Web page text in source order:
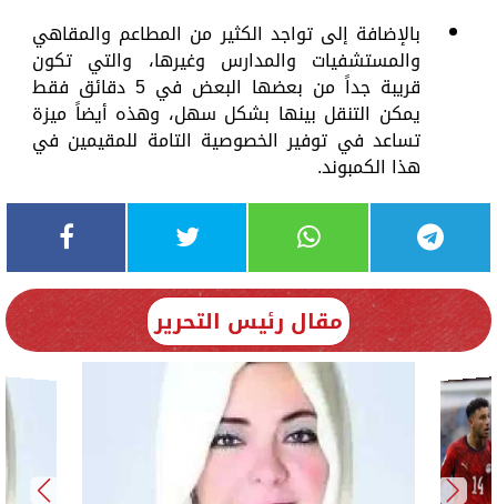
بالإضافة إلى تواجد الكثير من المطاعم والمقاهي
والمستشفيات والمدارس وغيرها، والتي تكون
قريبة جداً من بعضها البعض في 5 دقائق فقط
يمكن التنقل بينها بشكل سهل، وهذه أيضاً ميزة
تساعد في توفير الخصوصية التامة للمقيمين في
هذا الكمبوند.
مقال رئيس التحرير